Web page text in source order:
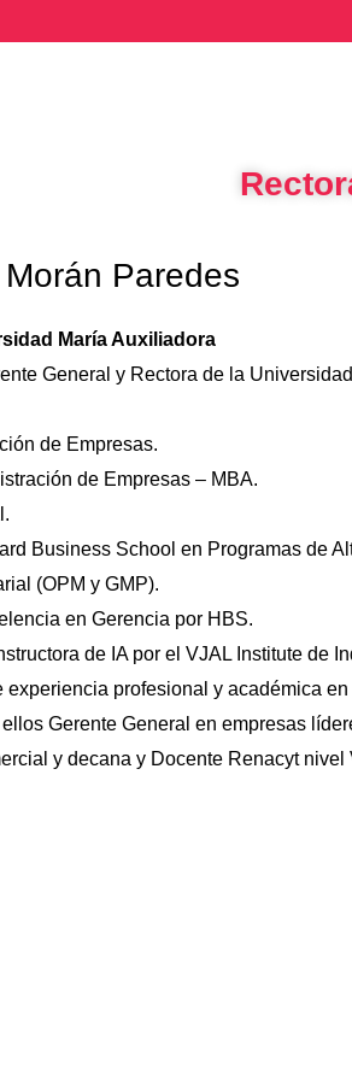
Paredes
María Auxiliadora
General y Rectora de la
de Empresas.
de Empresas – MBA.
Business School en Programas de
(OPM y GMP).
en Gerencia por HBS.
de IA por el VJAL Institute de
experiencia profesional y académica
Gerente General en empresas
y decana y Docente Renacyt nivel